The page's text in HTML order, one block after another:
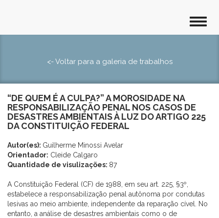
<- Voltar para a galeria de trabalhos
“DE QUEM É A CULPA?” A MOROSIDADE NA
RESPONSABILIZAÇÃO PENAL NOS CASOS DE
DESASTRES AMBIENTAIS À LUZ DO ARTIGO 225
DA CONSTITUIÇÃO FEDERAL
Autor(es): Guilherme Minossi Avelar
Orientador: Cleide Calgaro
Quantidade de visulizações: 87
A Constituição Federal (CF) de 1988, em seu art. 225, §3º,
estabelece a responsabilização penal autônoma por condutas
lesivas ao meio ambiente, independente da reparação cível. No
entanto, a análise de desastres ambientais como o de